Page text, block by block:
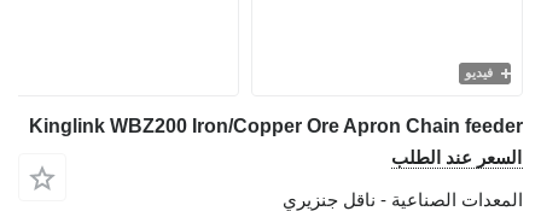
فيديو
Kinglink WBZ200 Iron/Copper Ore Apron Chain feeder
السعر عند الطلب
المعدات الصناعية - ناقل جنزيري